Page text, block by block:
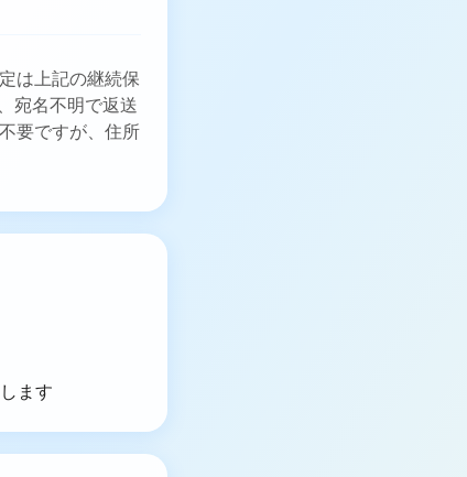
は上記の継続保
宛名不明で返送
要ですが、住所
ます